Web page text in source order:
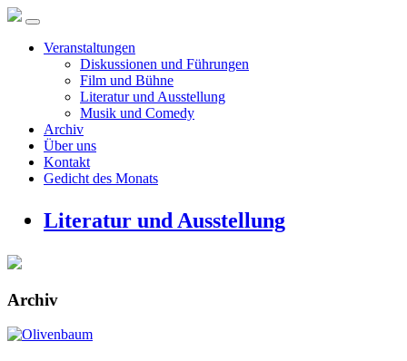
Veranstaltungen
Diskussionen und Führungen
Film und Bühne
Literatur und Ausstellung
Musik und Comedy
Archiv
Über uns
Kontakt
Gedicht des Monats
Literatur und Ausstellung
Archiv